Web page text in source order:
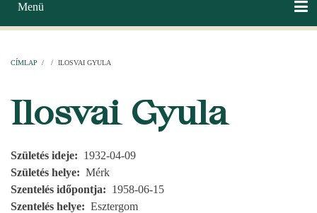
Main
navigation
Menü
CÍMLAP / / ILOSVAI GYULA
Ilosvai Gyula
Születés ideje
1932-04-09
Születés helye
Mérk
Szentelés időpontja
1958-06-15
Szentelés helye
Esztergom